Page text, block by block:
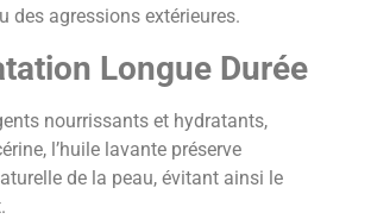
des agressions extérieures.
Longue Durée
nourrissants et hydratants,
l’huile lavante préserve
de la peau, évitant ainsi le